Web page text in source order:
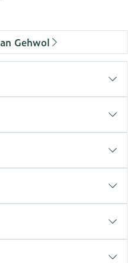
Gehwol